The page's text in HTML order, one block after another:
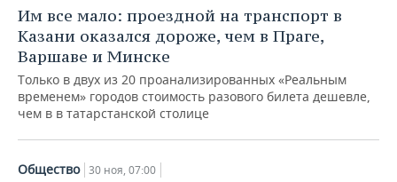
Им все мало: проездной на транспорт в
Казани оказался дороже, чем в Праге,
Варшаве и Минске
Только в двух из 20 проанализированных «Реальным
временем» городов стоимость разового билета дешевле,
чем в в татарстанской столице
Общество 30 ноя, 07:00